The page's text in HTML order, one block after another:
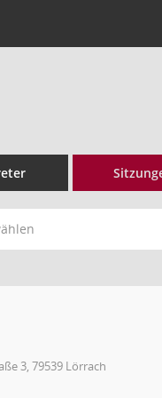
3, 79539 Lörrach